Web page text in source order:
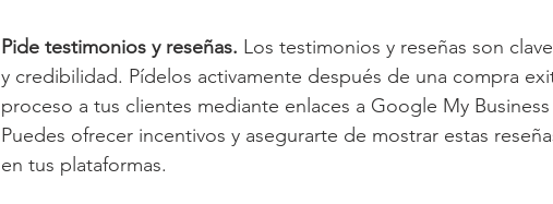
Pide testimonios y reseñas. Los testimonios y reseñas son
y credibilidad. Pídelos activamente después de una compra
proceso a tus clientes mediante enlaces a Google My
Puedes ofrecer incentivos y asegurarte de mostrar estas
en tus plataformas.